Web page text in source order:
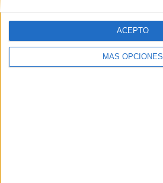
MÁS OPCIONES
ACEPTO
Suscribir